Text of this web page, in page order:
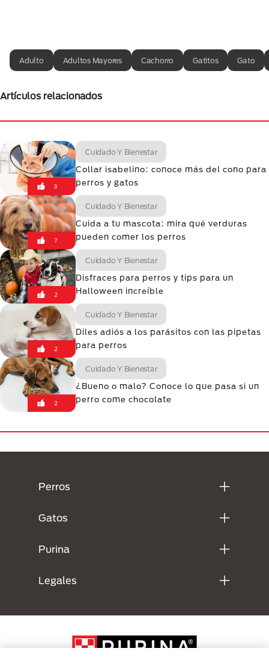
Adulto Adultos Mayores Cachorro Gatitos Gato
Artículos relacionados
3
Cuidado Y Bienestar
Collar isabelino: conoce más del cono para
perros y gatos
7
Cuidado Y Bienestar
Cuida a tu mascota: mira qué verduras
pueden comer los perros
2
Cuidado Y Bienestar
Disfraces para perros y tips para un
Halloween increíble
2
Cuidado Y Bienestar
Diles adiós a los parásitos con las pipetas
para perros
2
Cuidado Y Bienestar
¿Bueno o malo? Conoce lo que pasa si un
perro come chocolate
Perros
Gatos
Purina
Legales